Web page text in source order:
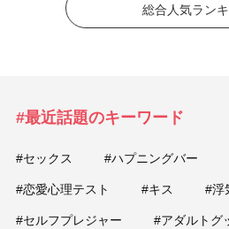
総合人気ラン
#最近話題のキーワード
#セックス #ハプニングバー
#恋愛心理テスト #キス #浮
#セルフプレジャー #アダルトグ